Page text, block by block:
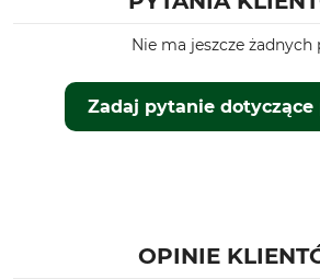
Zadaj pytanie
Nie ma jeszcze żadnych
OPINIE